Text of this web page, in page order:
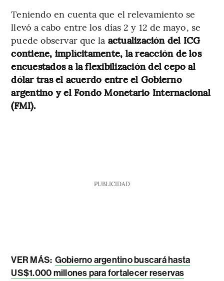
Teniendo en cuenta que el relevamiento se
llevó a cabo entre los días 2 y 12 de mayo, se
puede observar que la actualización del ICG
contiene, implícitamente, la reacción de los
encuestados a la flexibilización del cepo al
dólar tras el acuerdo entre el Gobierno
argentino y el Fondo Monetario Internacional
(FMI).
PUBLICIDAD
VER MÁS: Gobierno argentino buscará hasta
US$1.000 millones para fortalecer reservas